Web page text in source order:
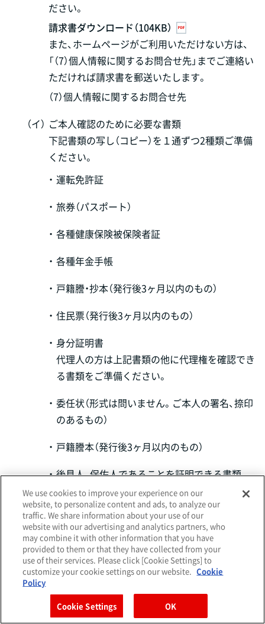
ださい。
請求書ダウンロード（104KB）
また、ホームページがご利用いただけない方は、
「（7）個人情報に関するお問合せ先」までご連絡い
ただければ請求書を郵送いたします。
（7）個人情報に関するお問合せ先
（イ） ご本人確認のために必要な書類
下記書類の写し（コピー）を１通ずつ2種類ご準備
ください。
・ 運転免許証
・ 旅券（パスポート）
・ 各種健康保険被保険者証
・ 各種年金手帳
・ 戸籍謄・抄本（発行後3ヶ月以内のもの）
・ 住民票（発行後3ヶ月以内のもの）
・ 身分証明書
代理人の方は上記書類の他に代理権を確認でき
る書類をご準備ください。
・ 委任状（形式は問いません。ご本人の署名、捺印
のあるもの）
・ 戸籍謄本（発行後3ヶ月以内のもの）
・ 後見人、保佐人であることを証明できる書類
※ 必要書類に不明確な内容があった場合には、確認の
ため連絡させていただく場合がございます。また、代
理にてご請求いただいた場合、ご本人にご確認の連
絡をさせていただく場合がございます。
（ウ） 手数料
500円[税込]（相当分の郵便切手または収入印紙を
同封ください）
We use cookies to improve your experience on our
website, to personalize content and ads, to analyze our
traffic. We share information about your use of our
website with our advertising and analytics partners, who
may combine it with other information that you have
provided to them or that they have collected from your
use of their services. Please click [Cookie Settings] to
customize your cookie settings on our website. Cookie
Policy
Cookie Settings OK